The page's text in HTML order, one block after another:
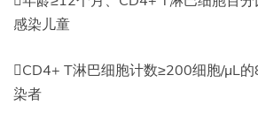
感染儿童
CD4+ T淋巴细胞计数≥200细胞/µL
染者